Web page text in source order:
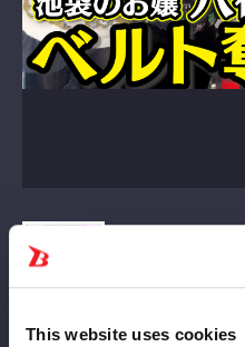
This website uses cookies